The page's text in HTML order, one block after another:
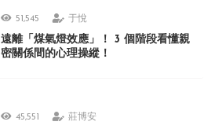
51,545 于悅
遠離「煤氣燈效應」！ 3 個階段看懂親
密關係間的心理操縱！
45,551 莊博安